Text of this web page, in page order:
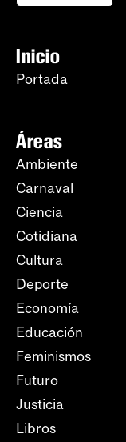
Inicio
Portada
Áreas
Ambiente
Carnaval
Ciencia
Cotidiana
Cultura
Deporte
Economía
Educación
Feminismos
Futuro
Justicia
Libros